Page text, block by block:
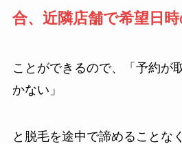
合、近隣店舗で希望日
ことができるので、「予約が
かない」
と脱毛を途中で諦めることな